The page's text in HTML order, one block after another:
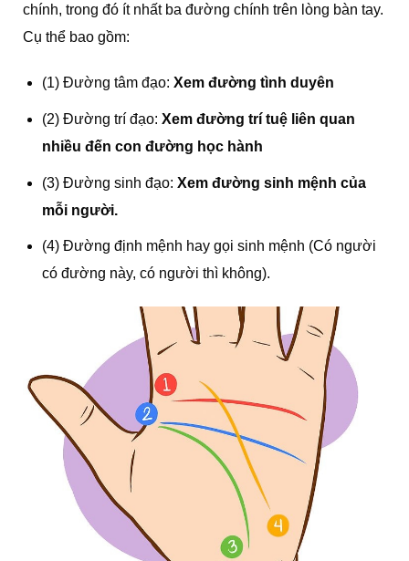
chính, trong đó ít nhất ba đường chính trên lòng bàn tay.
Cụ thể bao gồm:
(1) Đường tâm đạo: Xem đường tình duyên
(2) Đường trí đạo: Xem đường trí tuệ liên quan
nhiều đến con đường học hành
(3) Đường sinh đạo: Xem đường sinh mệnh của
mỗi người.
(4) Đường định mệnh hay gọi sinh mệnh (Có người
có đường này, có người thì không).